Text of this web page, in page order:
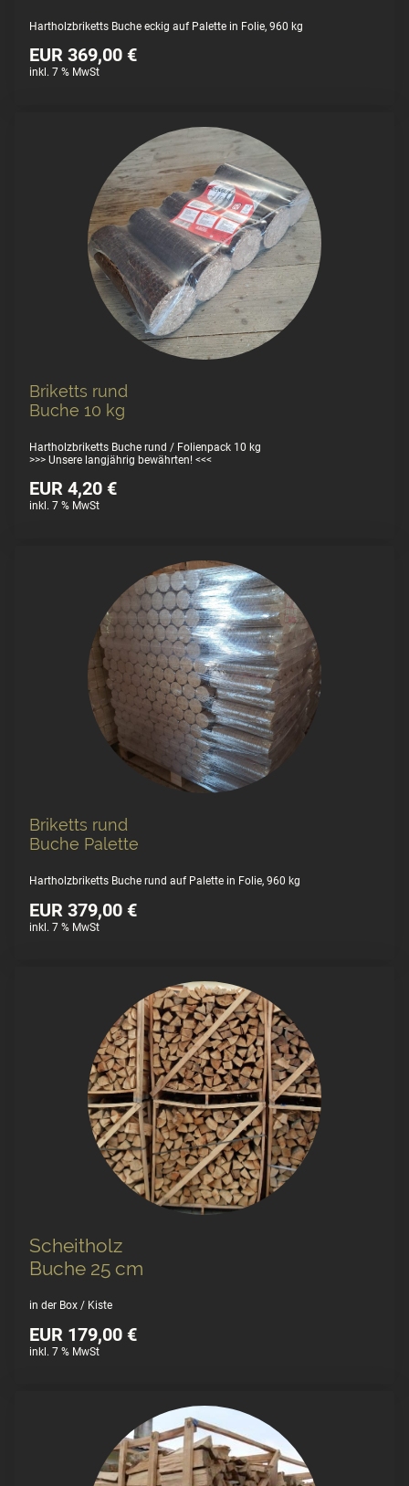
Hartholzbriketts Buche eckig auf Palette in Folie, 960 kg
EUR 369,00 €
inkl. 7 % MwSt
Briketts rund
Buche 10 kg
Hartholzbriketts Buche rund / Folienpack 10 kg
>>> Unsere langjährig bewährten! <<<
EUR 4,20 €
inkl. 7 % MwSt
Briketts rund
Buche Palette
Hartholzbriketts Buche rund auf Palette in Folie, 960 kg
EUR 379,00 €
inkl. 7 % MwSt
Scheitholz
Buche 25 cm
in der Box / Kiste
EUR 179,00 €
inkl. 7 % MwSt